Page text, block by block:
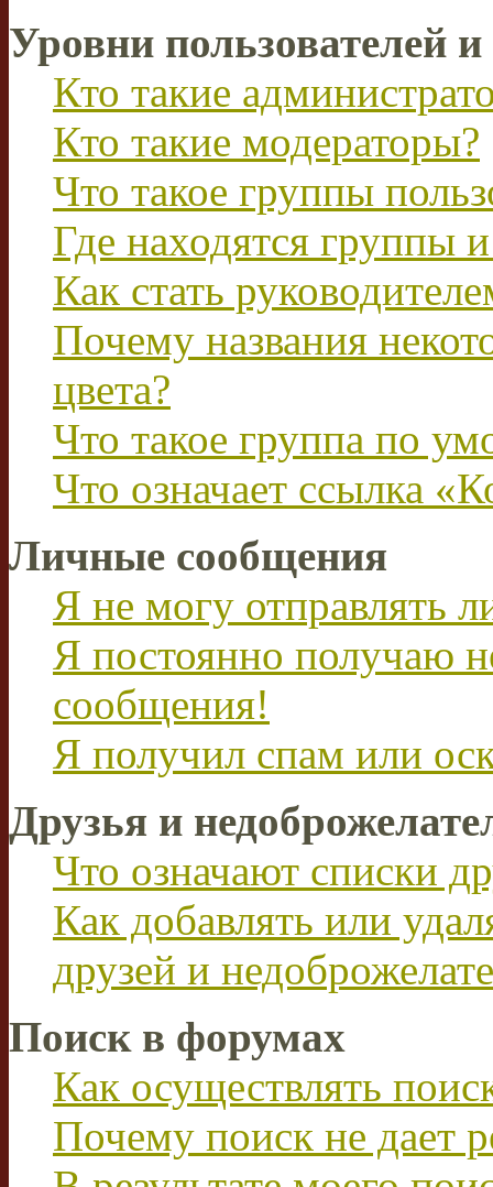
Уровни пользователей
Кто такие
Кто такие модераторы?
Что такое группы
Где находятся группы
Как стать
Почему названия
цвета?
Что такое группа по
Что означает ссылка
Личные сообщения
Я не могу отправлять
Я постоянно получаю
сообщения!
Я получил спам или
Друзья и
Что означают списки
Как добавлять или
друзей и
Поиск в форумах
Как осуществлять
Почему поиск не дает